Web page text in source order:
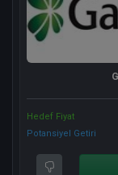
Hedef Fiyat
Potansiyel Getiri